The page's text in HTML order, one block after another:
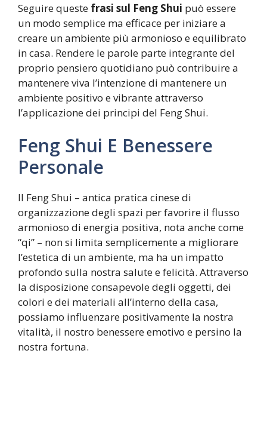
Seguire queste frasi sul Feng Shui può essere
un modo semplice ma efficace per iniziare a
creare un ambiente più armonioso e equilibrato
in casa. Rendere le parole parte integrante del
proprio pensiero quotidiano può contribuire a
mantenere viva l’intenzione di mantenere un
ambiente positivo e vibrante attraverso
l’applicazione dei principi del Feng Shui.
Feng Shui E Benessere
Personale
Il Feng Shui – antica pratica cinese di
organizzazione degli spazi per favorire il flusso
armonioso di energia positiva, nota anche come
“qi” – non si limita semplicemente a migliorare
l’estetica di un ambiente, ma ha un impatto
profondo sulla nostra salute e felicità. Attraverso
la disposizione consapevole degli oggetti, dei
colori e dei materiali all’interno della casa,
possiamo influenzare positivamente la nostra
vitalità, il nostro benessere emotivo e persino la
nostra fortuna.